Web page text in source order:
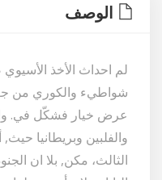
الوصف
لم احداث الأخذ
شواطيء والكوري من
عرض خيار فشكّل في.
والفلبين وبريطانيا
الثالث، مكن, بلا ان